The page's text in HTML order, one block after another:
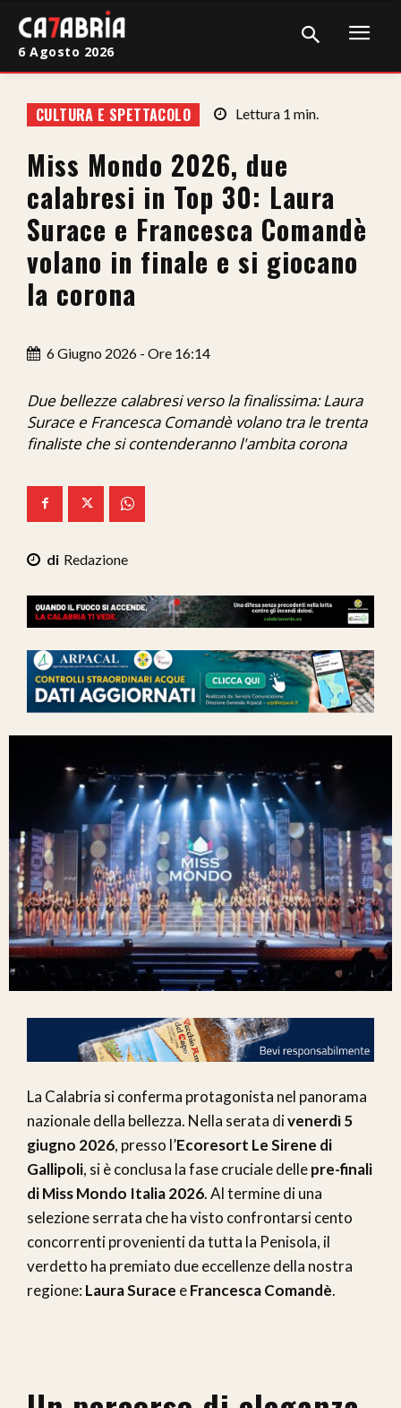
Cronaca
Giudiziaria
Politica
Sport
Attualità
Ita-Mondo
C7 Play
We Calabria
6 Agosto 2026
CULTURA E SPETTACOLO Lettura 1 min.
Miss Mondo 2026, due
calabresi in Top 30: Laura
Surace e Francesca Comandè
volano in finale e si giocano
la corona
6 Giugno 2026 - Ore 16:14
Due bellezze calabresi verso la finalissima: Laura
Surace e Francesca Comandè volano tra le trenta
finaliste che si contenderanno l'ambita corona
Redazione
La Calabria si conferma protagonista nel panorama
nazionale della bellezza. Nella serata divenerdì 5
giugno 2026, presso l’Ecoresort Le Sirene di
Gallipoli, si è conclusa la fase cruciale dellepre-finali
di Miss Mondo Italia 2026. Al termine di una
selezione serrata che ha visto confrontarsi cento
concorrenti provenienti da tutta la Penisola, il
verdetto ha premiato due eccellenze della nostra
regione: Laura Surace eFrancesca Comandè.